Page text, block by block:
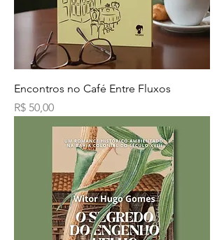
Encontros no Café Entre Fluxos
Preço
R$ 50,00